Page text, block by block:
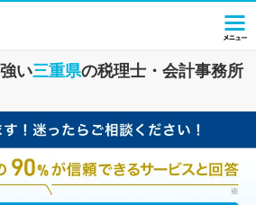
い三重県の税理士・会計事務所